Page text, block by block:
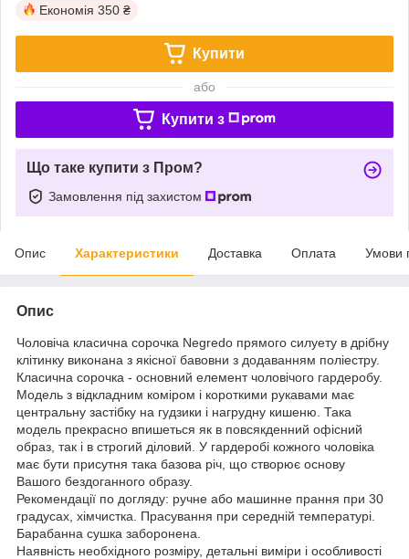
Економія 350 ₴
Купити
або
Купити з
Що таке купити з Пром?
Замовлення під захистом
Опис Характеристики Доставка Оплата Умови
Опис
Чоловіча класична сорочка Negredo прямого силуету в дрібну
клітинку виконана з якісної бавовни з додаванням поліестру.
Класична сорочка - основний елемент чоловічого гардеробу.
Модель з відкладним коміром і короткими рукавами має
центральну застібку на гудзики і нагрудну кишеню. Така
модель прекрасно впишеться як в повсякденний офісний
образ, так і в строгий діловий. У гардеробі кожного чоловіка
має бути присутня така базова річ, що створює основу
Вашого бездоганного образу.
Рекомендації по догляду: ручне або машинне прання при 30
градусах, хімчистка. Прасування при середній температурі.
Барабанна сушка заборонена.
Наявність необхідного розміру, детальні виміри і особливості